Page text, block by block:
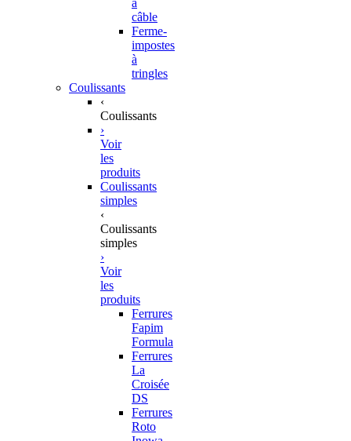
câble
Ferme-
impostes
à
tringles
Coulissants
‹
Coulissants
›
Voir
les
produits
Coulissants
simples
‹
Coulissants
simples
›
Voir
les
produits
Ferrures
Fapim
Formula
Ferrures
La
Croisée
DS
Ferrures
Roto